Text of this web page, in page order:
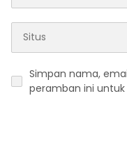
Simpan nama,
peramban ini